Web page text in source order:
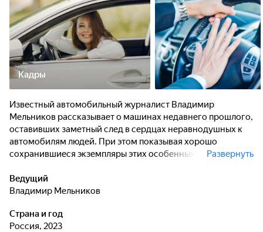
Кадры
Известный автомобильный журналист Владимир
Мельников рассказывает о машинах недавнего прошлого,
оставивших заметный след в сердцах неравнодушных к
автомобилям людей. При этом показывая хорошо
сохранившиеся экземпляры этих особенных
Развернуть
Ведущий
Владимир Мельников
Страна и год
Россия, 2023